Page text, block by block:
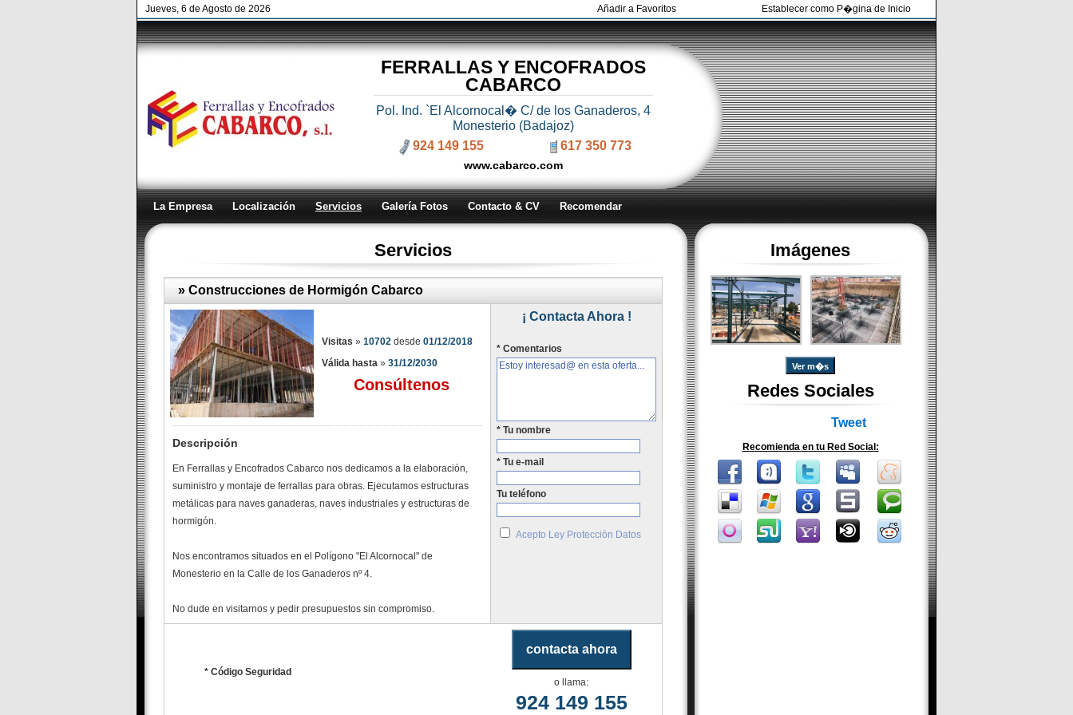
Jueves, 6 de Agosto de 2026 Añadir a Favoritos Establecer como P�gina de Inicio
FERRALLAS Y ENCOFRADOS
CABARCO
Pol. Ind. `El Alcornocal� C/ de los Ganaderos, 4
Monesterio (Badajoz)
924 149 155
617 350 773
www.cabarco.com
La Empresa Localización Servicios Galería Fotos Contacto & CV Recomendar
Servicios
» Construcciones de Hormigón Cabarco
Visitas » 10702 desde 01/12/2018
Válida hasta » 31/12/2030
Consúltenos
Descripción
En Ferrallas y Encofrados Cabarco nos dedicamos a la elaboración,
suministro y montaje de ferrallas para obras. Ejecutamos estructuras
metálicas para naves ganaderas, naves industriales y estructuras de
hormigón.
Nos encontramos situados en el Polígono "El Alcornocal" de
Monesterio en la Calle de los Ganaderos nº 4.
No dude en visitarnos y pedir presupuestos sin compromiso.
¡ Contacta Ahora !
* Comentarios
* Tu nombre
* Tu e-mail
Tu teléfono
Acepto Ley Protección Datos
* Código Seguridad
o llama:
924 149 155
Imágenes
Ver m�s
Redes Sociales
Tweet
Recomienda en tu Red Social: